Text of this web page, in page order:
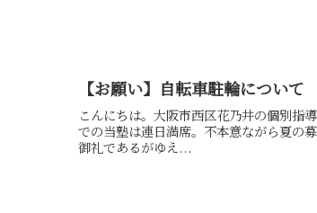
【お願い】自転車駐輪について
こんにちは。大阪市西区花乃井の個別指
での当塾は連日満席。不本意ながら夏の
御礼であるがゆえ...